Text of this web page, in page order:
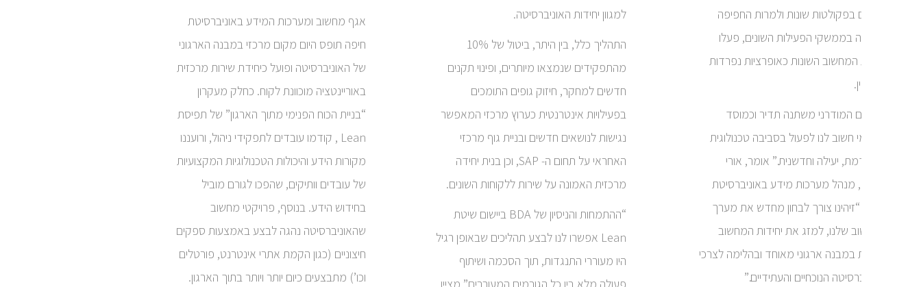
נוספים בפקולטות שונות ולמרות החפיפה
שנוצרה בממשקי הפעילות השונים, פעלו
יחידות המחשוב השונות כאופרציות נפרדות
לחלוטין.
“העולם המודרני משתנה תדיר וכמוסד
אקדמי חשוב לנו לפעול בסביבה טכנולוגית
מתקדמת, יעילה וחדשנית.” אומר, אורי
ארליך, מנהל מערכות מידע באוניברסיטת
חיפה. “זיהינו צורך לבחון מחדש את מערך
המחשוב שלנו, למזג את יחידות המחשוב
השונות במבנה ארגוני מאוחד ובהלימה לצרכי
האוניברסיטה הנוכחיים והעתידיים.”
למגוון יחידות האוניברסיטה.
התהליך כלל, בין היתר, ביטול של 10%
מהתפקידים שנמצאו מיותרים, ופינוי תקנים
חדשים למחקר, חיזוק גופים התומכים
בפעילויות אינטרנטית כערוץ מרכזי המאפשר
נגישות לנושאים חדשים ובניית גוף מרכזי
האחראי על תחום ה- SAP, וכן בנית יחידה
מרכזית האמונה על שירות ללקוחות השונים.
“ההתמחות והניסיון של BDA ביישום שיטת
Lean אפשרו לנו לבצע תהליכים שבאופן רגיל
היו מעוררי התנגדות, תוך הסכמה ושיתוף
אגף מחשוב ומערכות המידע באוניברסיטת
חיפה תופס היום מקום מרכזי במבנה הארגוני
של האוניברסיטה ופועל כיחידת שירות מרכזית
באוריינטציה מוכוונת לקוח. כחלק מעקרון
“בניית הכוח הפנימי מתוך הארגון” של תפיסת
Lean , קודמו עובדים לתפקידי ניהול, ורועננו
מקורות הידע והיכולות הטכנולוגיות המקצועיות
של עובדים וותיקים, שהפכו לגורם מוביל
בחידוש הידע. בנוסף, פרויקטי מחשוב
שהאוניברסיטה נהגה לבצע באמצעות ספקים
חיצוניים (כגון הקמת אתרי אינטרנט, פורטלים
וכו’) מתבצעים כיום יותר ויותר בתוך הארגון.